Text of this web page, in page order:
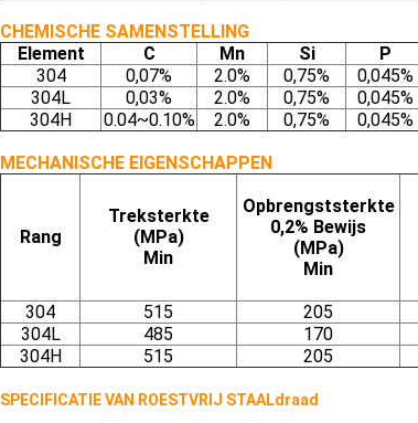
CHEMISCHE SAMENSTELLING
Element
C Mn Si P
304 0,07% 2.0% 0,75% 0,045%
304L
0,03% 2.0% 0,75% 0,045%
304H
0.04~0.10% 2.0% 0,75% 0,045%
MECHANISCHE EIGENSCHAPPEN
Rang
Treksterkte
(MPa)
Min
Opbrengststerkte
0,2% Bewijs
(MPa)
Min
304
515 205
304L
485 170
304H
515 205
SPECIFICATIE VAN ROESTVRIJ STAALdraad